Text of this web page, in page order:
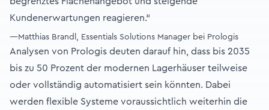
Kundenerwartungen reagieren.“
—Matthias Brandl, Essentials Solutions Manager bei Prologis
Analysen von Prologis deuten darauf hin, dass bis 2035
bis zu 50 Prozent der modernen Lagerhäuser teilweise
oder vollständig automatisiert sein könnten. Dabei
werden flexible Systeme voraussichtlich weiterhin die